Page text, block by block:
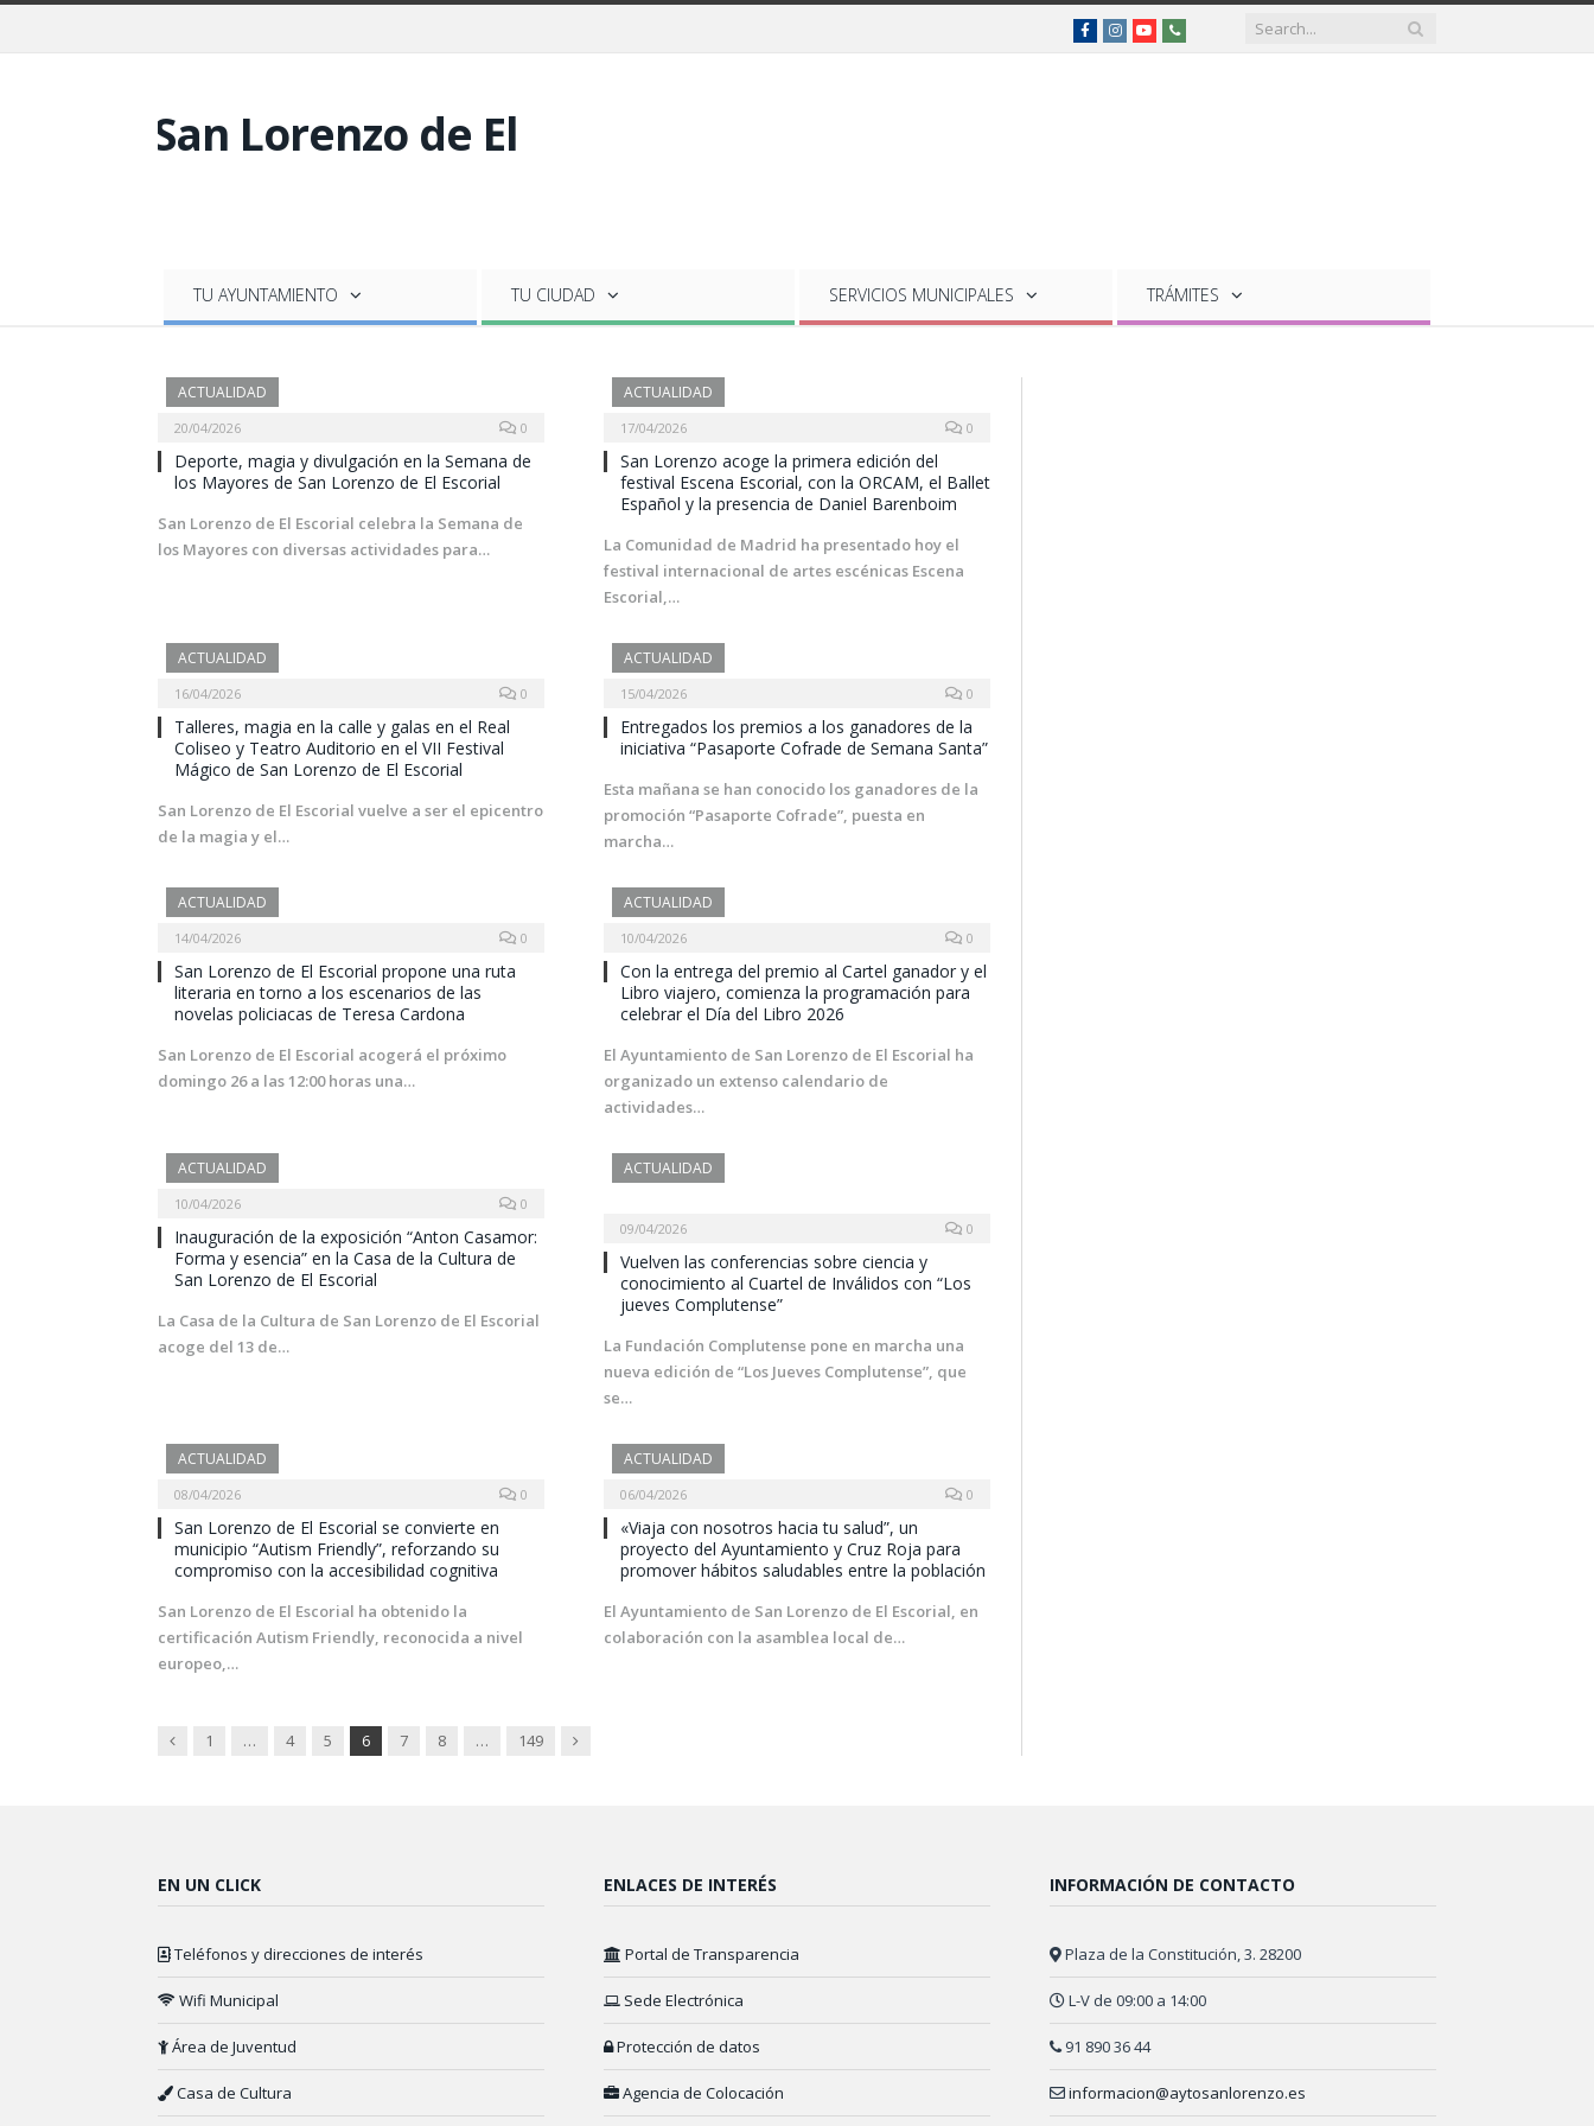
FacebookInstagramYouTubeTeléfonos
de
TU AYUNTAMIENTO TU CIUDAD SERVICIOS MUNICIPALES TRÁMITES
ACTUALIDAD
20/04/2026 0
Deporte, magia y divulgación en la Semana de
los Mayores de San Lorenzo de El Escorial
San Lorenzo de El Escorial celebra la Semana de
los Mayores con diversas actividades para…
ACTUALIDAD
17/04/2026 0
San Lorenzo acoge la primera edición del
festival Escena Escorial, con la ORCAM, el Ballet
Español y la presencia de Daniel Barenboim
La Comunidad de Madrid ha presentado hoy el
festival internacional de artes escénicas Escena
Escorial,…
ACTUALIDAD
16/04/2026 0
Talleres, magia en la calle y galas en el Real
Coliseo y Teatro Auditorio en el VII Festival
Mágico de San Lorenzo de El Escorial
San Lorenzo de El Escorial vuelve a ser el epicentro
de la magia y el…
ACTUALIDAD
15/04/2026 0
Entregados los premios a los ganadores de la
iniciativa “Pasaporte Cofrade de Semana Santa”
Esta mañana se han conocido los ganadores de la
promoción “Pasaporte Cofrade”, puesta en
marcha…
ACTUALIDAD
14/04/2026 0
San Lorenzo de El Escorial propone una ruta
literaria en torno a los escenarios de las
novelas policiacas de Teresa Cardona
San Lorenzo de El Escorial acogerá el próximo
domingo 26 a las 12:00 horas una…
ACTUALIDAD
10/04/2026 0
Con la entrega del premio al Cartel ganador y el
Libro viajero, comienza la programación para
celebrar el Día del Libro 2026
El Ayuntamiento de San Lorenzo de El Escorial ha
organizado un extenso calendario de
actividades…
ACTUALIDAD
10/04/2026 0
Inauguración de la exposición “Anton Casamor:
Forma y esencia” en la Casa de la Cultura de
San Lorenzo de El Escorial
La Casa de la Cultura de San Lorenzo de El Escorial
acoge del 13 de…
ACTUALIDAD
09/04/2026 0
Vuelven las conferencias sobre ciencia y
conocimiento al Cuartel de Inválidos con “Los
jueves Complutense”
La Fundación Complutense pone en marcha una
nueva edición de “Los Jueves Complutense”, que
se…
ACTUALIDAD
08/04/2026 0
San Lorenzo de El Escorial se convierte en
municipio “Autism Friendly”, reforzando su
compromiso con la accesibilidad cognitiva
San Lorenzo de El Escorial ha obtenido la
certificación Autism Friendly, reconocida a nivel
europeo,…
ACTUALIDAD
06/04/2026 0
«Viaja con nosotros hacia tu salud”, un
proyecto del Ayuntamiento y Cruz Roja para
promover hábitos saludables entre la población
El Ayuntamiento de San Lorenzo de El Escorial, en
colaboración con la asamblea local de…
Previous
1 … 4 5 6 7 8 … 149 Next
EN UN CLICK
Teléfonos y direcciones de interés
Wifi Municipal
Área de Juventud
Casa de Cultura
ENLACES DE INTERÉS
Portal de Transparencia
Sede Electrónica
Protección de datos
Agencia de Colocación
INFORMACIÓN DE CONTACTO
Plaza de la Constitución, 3. 28200
L-V de 09:00 a 14:00
91 890 36 44
informacion@aytosanlorenzo.es